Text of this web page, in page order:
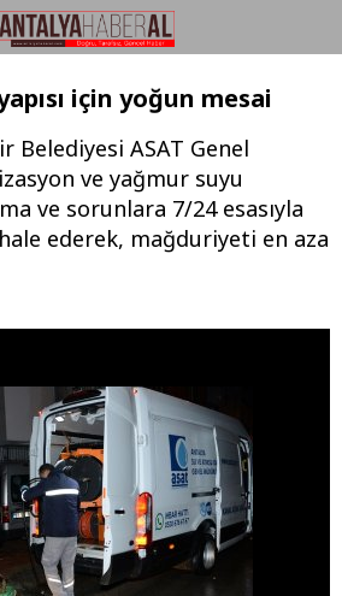
için yoğun mesai
Belediyesi ASAT Genel
ve yağmur suyu
ve sorunlara 7/24 esasıyla
ederek, mağduriyeti en aza